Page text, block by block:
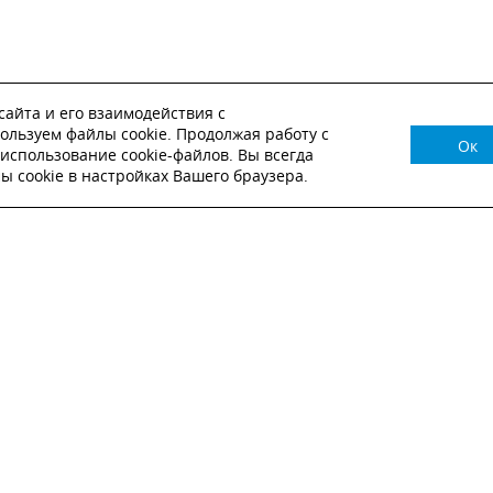
НУЖНА КОНСУЛЬТАЦИЯ?
ЗАЯВКУ И НАШ МЕНЕДЖЕР СВЯЖЕТСЯ
и его взаимодействия с
файлы cookie. Продолжая работу с
cookie-файлов. Вы всегда
cookie в настройках Вашего браузера.
Ок